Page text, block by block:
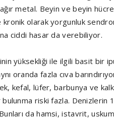
metal. Beyin ve beyin
kronik olarak yorgunluk
ciddi hasar da verebiliyor.
yüksekliği ile ilgili basit bir
oranda fazla cıva
kefal, lüfer, barbunya ve
riski fazla. Denizlerin
da hamsi, istavrit,